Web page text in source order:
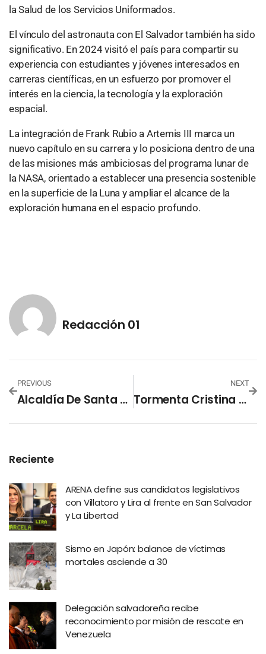
la Salud de los Servicios Uniformados.
El vínculo del astronauta con El Salvador también ha sido
significativo. En 2024 visitó el país para compartir su
experiencia con estudiantes y jóvenes interesados en
carreras científicas, en un esfuerzo por promover el
interés en la ciencia, la tecnología y la exploración
espacial.
La integración de Frank Rubio a Artemis III marca un
nuevo capítulo en su carrera y lo posiciona dentro de una
de las misiones más ambiciosas del programa lunar de
la NASA, orientado a establecer una presencia sostenible
en la superficie de la Luna y ampliar el alcance de la
exploración humana en el espacio profundo.
Redacción 01
PREVIOUS
Alcaldía De Santa Ana Centro Habilita Albergues Temporales Ante Alerta Naranja
NEXT
Tormenta Cristina Provoca Evacuaciones En La Zona Costera Del País
Reciente
ARENA define sus candidatos legislativos
con Villatoro y Lira al frente en San Salvador
y La Libertad
Sismo en Japón: balance de víctimas
mortales asciende a 30
Delegación salvadoreña recibe
reconocimiento por misión de rescate en
Venezuela